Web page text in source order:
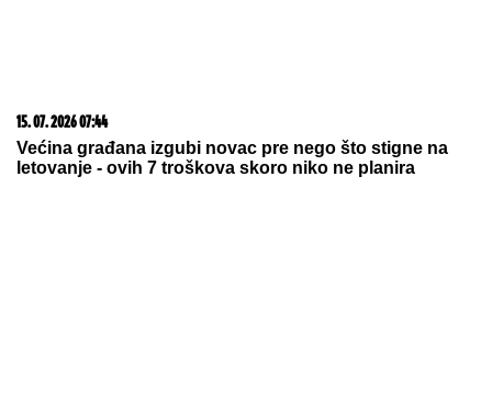
15. 07. 2026 07:44
Većina građana izgubi novac pre nego što stigne na
letovanje - ovih 7 troškova skoro niko ne planira